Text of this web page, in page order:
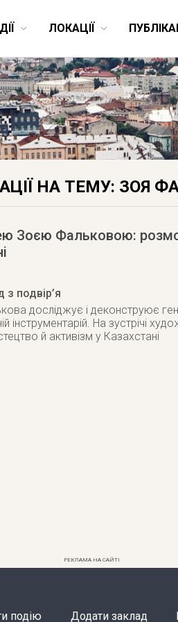
ЛОКАЦІЇ
НА ТЕМУ: ЗОЯ
Зоєю Фальковою:
з подвір’я
досліджує і деконструює
інструментарій. На зустрічі
й активізм у Казахстані
РЕКЛАМА НА САЙТІ
подію Додати заклад